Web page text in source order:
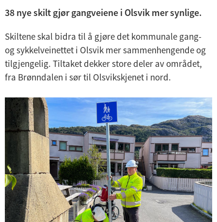
38 nye skilt gjør gangveiene i Olsvik mer synlige.
Skiltene skal bidra til å gjøre det kommunale gang-
og sykkelveinettet i Olsvik mer sammenhengende og
tilgjengelig. Tiltaket dekker store deler av området,
fra Brønndalen i sør til Olsvikskjenet i nord.